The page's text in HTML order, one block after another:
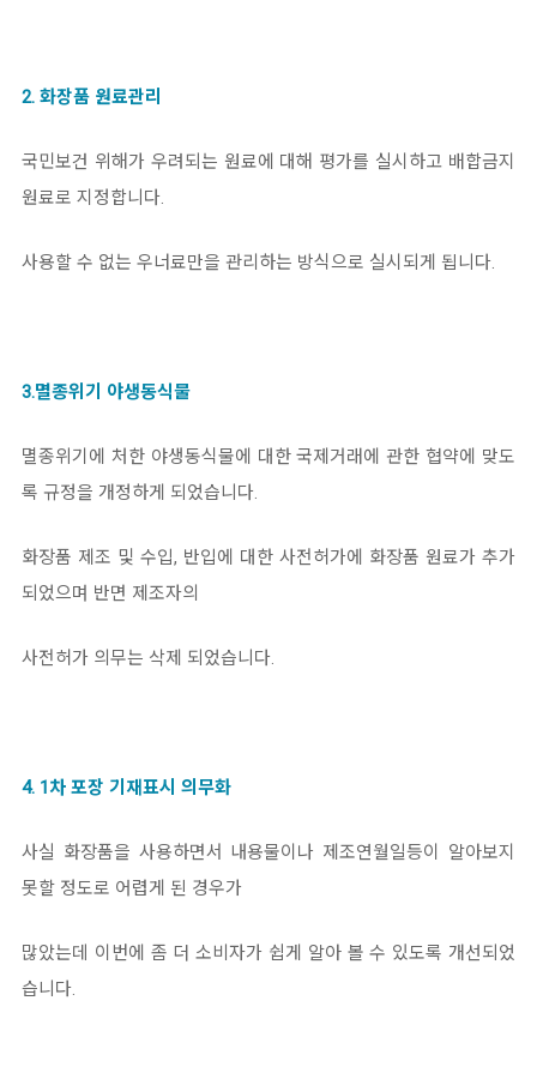
2. 화장품 원료관리
국민보건 위해가 우려되는 원료에 대해 평가를 실시하고 배합금지
원료로 지정합니다.
사용할 수 없는 우너료만을 관리하는 방식으로 실시되게 됩니다.
3.멸종위기 야생동식물
멸종위기에 처한 야생동식물에 대한 국제거래에 관한 협약에 맞도
록 규정을 개정하게 되었습니다.
화장품 제조 및 수입, 반입에 대한 사전허가에 화장품 원료가 추가
되었으며 반면 제조자의
사전허가 의무는 삭제 되었습니다.
4. 1차 포장 기재표시 의무화
사실 화장품을 사용하면서 내용물이나 제조연월일등이 알아보지
못할 정도로 어렵게 된 경우가
많았는데 이번에 좀 더 소비자가 쉽게 알아 볼 수 있도록 개선되었
습니다.